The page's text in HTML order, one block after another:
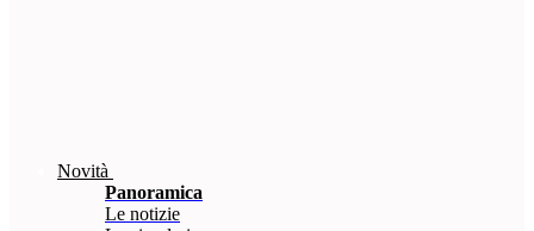
Novità
Panoramica
Le notizie